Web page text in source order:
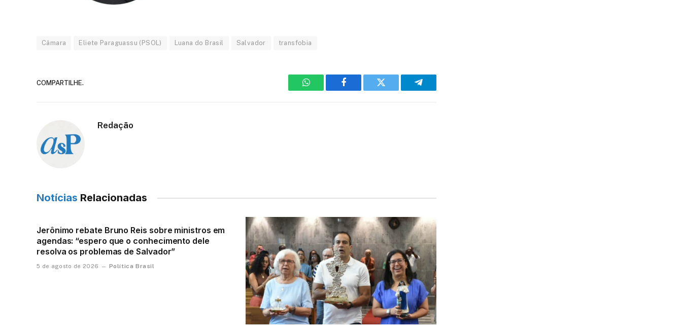
Câmara Eliete Paraguassu (PSOL) Luana do Brasil Salvador transfobia
COMPARTILHE.
WhatsAppFacebook Twitter Telegram
Redação
Notícias Relacionadas
Jerônimo rebate Bruno Reis sobre ministros em
agendas: “espero que o conhecimento dele
resolva os problemas de Salvador”
5 de agosto de 2026 Política Brasil